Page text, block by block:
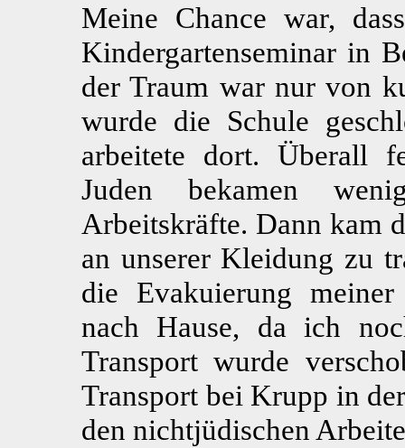
Meine Chance war,
Kindergartenseminar in
der Traum war nur von
wurde die Schule
arbeitete dort. Überall
Juden bekamen
Arbeitskräfte. Dann kam
an unserer Kleidung zu
die Evakuierung
nach Hause, da ich
Transport wurde
Transport bei Krupp in
den nichtjüdischen